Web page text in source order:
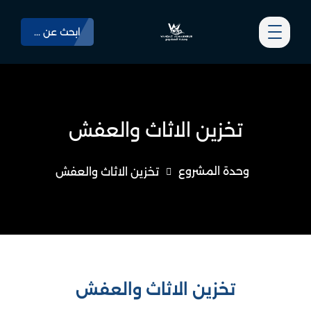
ابحث عن ...
تخزين الاثاث والعفش
وحدة المشروع تخزين الاثاث والعفش
تخزين الاثاث والعفش